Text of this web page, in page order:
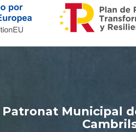
Patronat Municipal